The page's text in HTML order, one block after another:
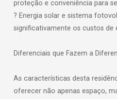
proteção e conveniência para
? Energia solar e sistema
significativamente os custos de
Diferenciais que Fazem a
As características desta
oferecer não apenas espaço,